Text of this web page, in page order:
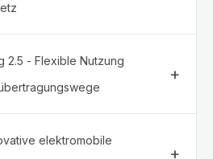
2.5 - Flexible Nutzung
elektromobile